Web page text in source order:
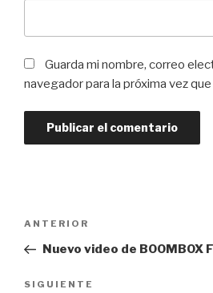
Guarda mi nombre, correo
navegador para la próxima vez
ANTERIOR
Nuevo video de BOOMBOX
SIGUIENTE